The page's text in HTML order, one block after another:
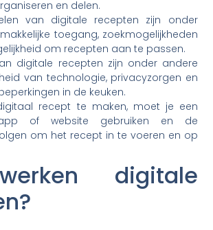
en delen.
van digitale recepten zijn onder
toegang, zoekmogelijkheden
om recepten aan te passen.
digitale recepten zijn onder andere
van technologie, privacyzorgen en
in de keuken.
recept te maken, moet je een
app of website gebruiken en de
om het recept in te voeren en op
digitale